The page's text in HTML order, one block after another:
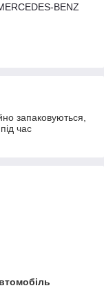
BENZ
запаковуються,
час